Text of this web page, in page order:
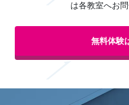
は各教室へお
無料体験